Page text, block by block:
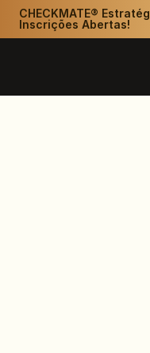
CHECKMATE®
Inscrições Abertas!